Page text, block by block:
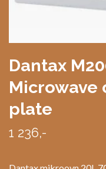
Dantax
Microwave
plate
1 236,-